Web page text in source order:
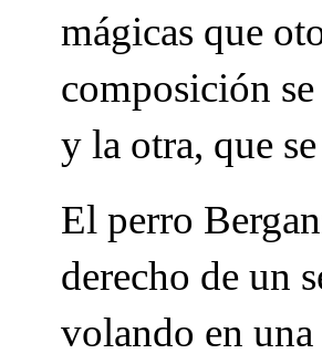
mágicas que
composición
y la otra, que
El perro
derecho de un
volando en